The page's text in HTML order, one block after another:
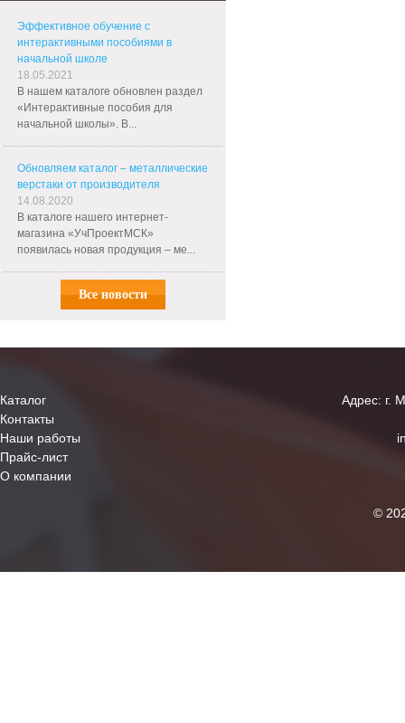
Эффективное обучение с
интерактивными пособиями в
начальной школе
18.05.2021
В нашем каталоге обновлен раздел
«Интерактивные пособия для
начальной школы». В...
Обновляем каталог – металлические
верстаки от производителя
14.08.2020
В каталоге нашего интернет-
магазина «УчПроектМСК»
появилась новая продукция – ме...
Все новости
Каталог
Контакты
Наши работы
Прайс-лист
О компании
Адрес: г.
©